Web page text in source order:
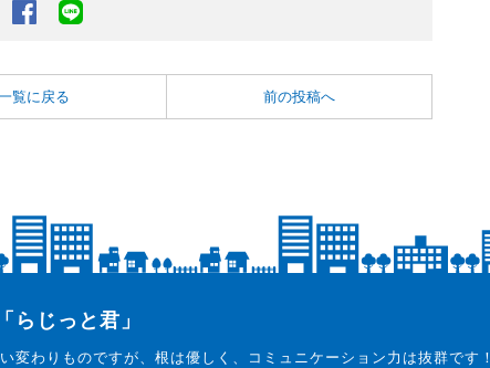
Facebook
覧に戻る 前の投稿へ
らじっと君」
変わりものですが、根は優しく、コミュニケーション力は抜群です！